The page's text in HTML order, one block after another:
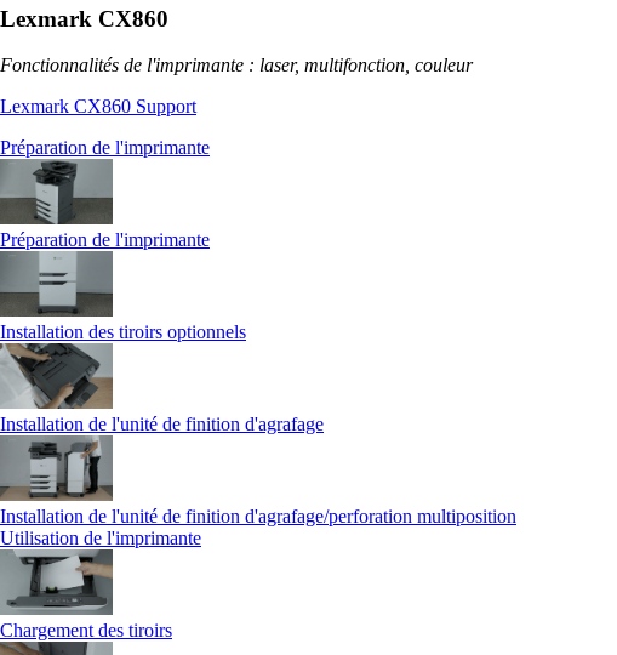
Lexmark CX860
Fonctionnalités de l'imprimante : laser, multifonction, couleur
Lexmark CX860 Support
Préparation de l'imprimante
Préparation de l'imprimante
Installation des tiroirs optionnels
Installation de l'unité de finition d'agrafage
Installation de l'unité de finition d'agrafage/perforation multiposition
Utilisation de l'imprimante
Chargement des tiroirs